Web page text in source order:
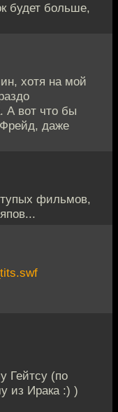
будет больше,
хотя на мой
А вот что бы
даже
фильмов,
Гейтсу (по
из Ирака :) )